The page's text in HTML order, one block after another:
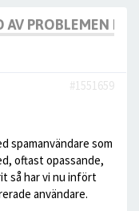
PROBLEMEN
#1551659
spamanvändare som
oftast opassande,
så har vi nu infört
användare.